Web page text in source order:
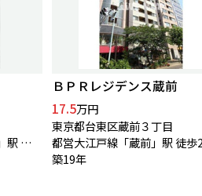
つくばエクスプレス「浅草」駅 徒歩6分
ＢＰＲレジデンス蔵前
17.5万円
東京都台東区蔵前３丁目
都営大江戸線「蔵前」駅 徒歩
築19年